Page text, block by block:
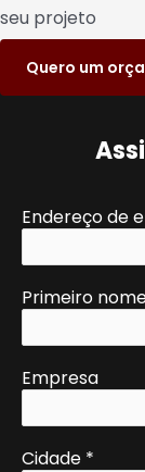
seu projeto
Quero um
Endereço de
Primeiro
Empresa
Cidade *